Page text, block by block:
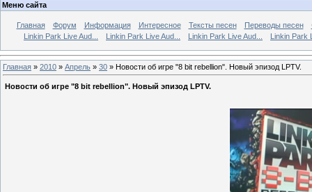
Меню сайта
Главная Форум Информация Интересное Тексты песен Переводы песен
Linkin Park Live Aud...
Linkin Park Live Aud... Linkin Park Live Aud... Linkin Park
Главная » 2010 » Апрель » 30 » Новости об игре "8 bit rebellion". Новый эпизод LPTV.
Новости об игре "8 bit rebellion". Новый эпизод LPTV.